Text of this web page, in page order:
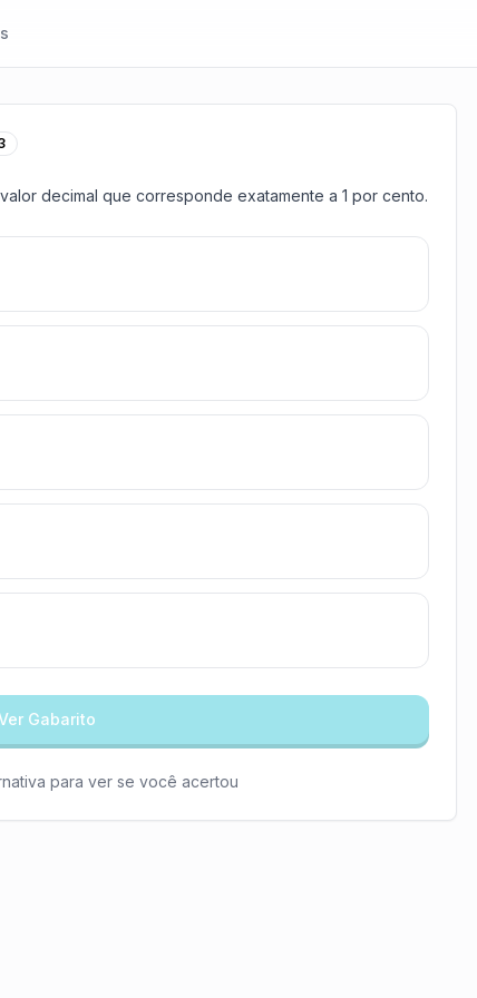
decimal que corresponde exatamente a 1 por cento.
Gabarito
para ver se você acertou